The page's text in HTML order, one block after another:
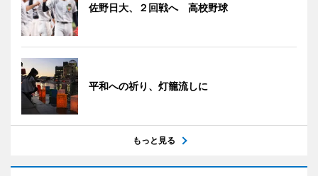
佐野日大、２回戦へ 高校野球
平和への祈り、灯籠流しに
もっと見る